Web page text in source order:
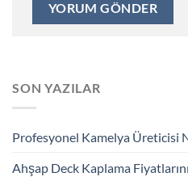
SON YAZILAR
Profesyonel Kamelya Üreticisi
Ahşap Deck Kaplama